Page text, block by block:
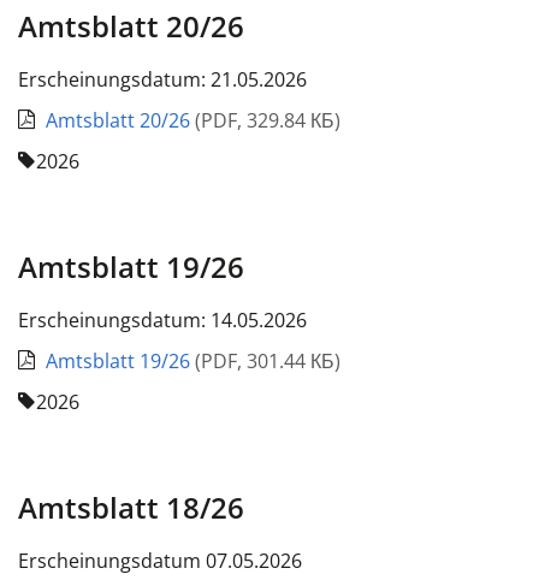
Amtsblatt 20/26
Erscheinungsdatum: 21.05.2026
Amtsblatt 20/26(PDF, 329.84 КБ)
2026
Amtsblatt 19/26
Erscheinungsdatum: 14.05.2026
Amtsblatt 19/26(PDF, 301.44 КБ)
2026
Amtsblatt 18/26
Erscheinungsdatum 07.05.2026